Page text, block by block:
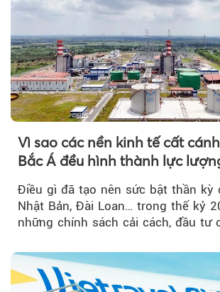
Vì sao các nền kinh tế cất
Bắc Á đều hình thành lực
nghiệp Quốc gia?
Điều gì đã tạo nên sức bật thần kỳ
Nhật Bản, Đài Loan… trong thế kỷ
những chính sách cải cách, đầu tư